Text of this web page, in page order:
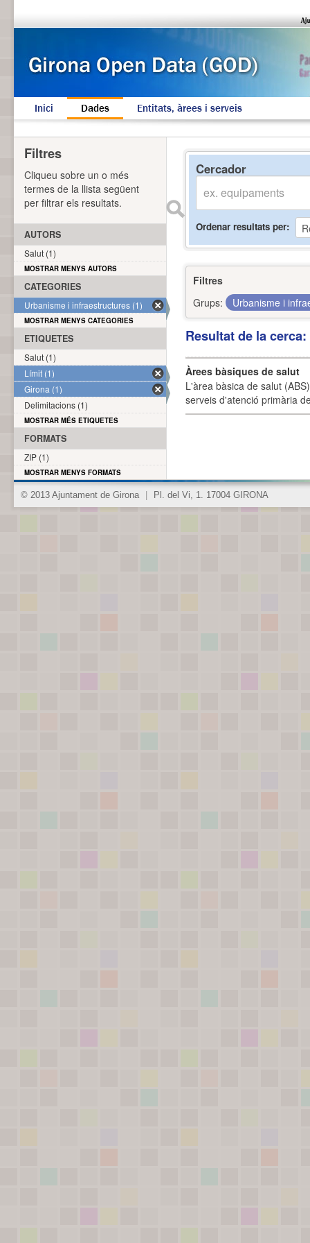
Inici Dades Entitats, àrees i serveis
Cercador
Ordenar resultats per
Filtres
Grups:
Urbanisme i
Resultat de la
Àrees bàsiques de salut
L'àrea bàsica de salut
serveis d'atenció primària
Filtres
Cliqueu sobre un o més
termes de la llista següent
per filtrar els resultats.
AUTORS
Salut (1)
MOSTRAR MENYS AUTORS
CATEGORIES
Urbanisme i infraestructures (1)
MOSTRAR MENYS CATEGORIES
ETIQUETES
Salut (1)
Límit (1)
Girona (1)
Delimitacions (1)
MOSTRAR MÉS ETIQUETES
FORMATS
ZIP (1)
MOSTRAR MENYS FORMATS
© 2013 Ajuntament de Girona Pl. del Vi, 1. 17004 GIRONA